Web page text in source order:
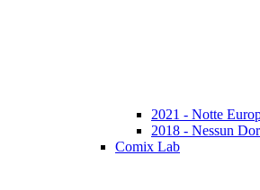
2021 - Notte
2018 - Nessun
Comix Lab